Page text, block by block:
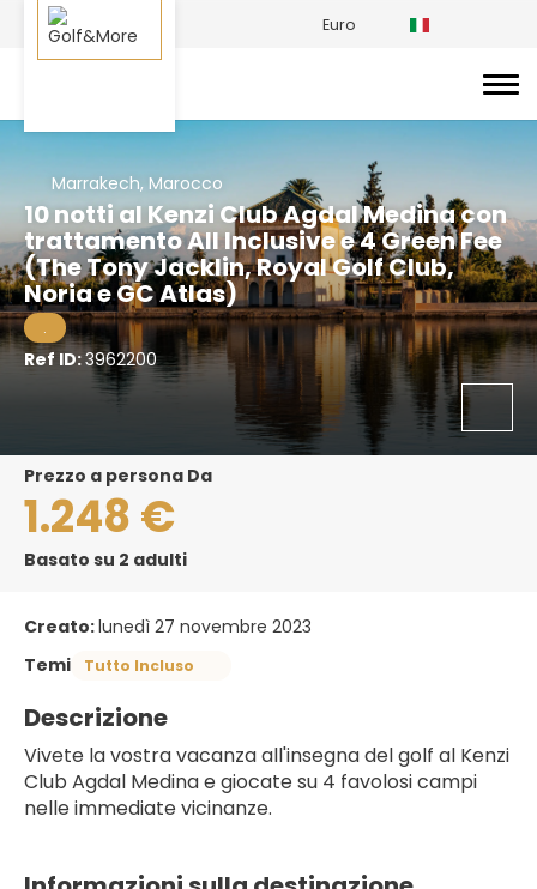
Euro
Marrakech, Marocco
10 notti al Kenzi Club Agdal Medina con
trattamento All Inclusive e 4 Green Fee
(The Tony Jacklin, Royal Golf Club,
Noria e GC Atlas)
.
Ref ID:3962200
prezzo a persona Da
1.248 €
Basato su 2 adulti
Creato:lunedì 27 novembre 2023
Temi
Tutto Incluso
Descrizione
Vivete la vostra vacanza all'insegna del golf al Kenzi
Club Agdal Medina e giocate su 4 favolosi campi
nelle immediate vicinanze.